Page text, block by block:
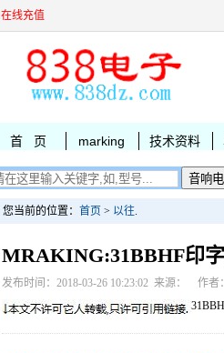
在线充值
首 页 marking 技术资料
您当前的位置： 首页 > 以往.
MRAKING:31BBHF印
发布时间：2018-03-26 10:23:02 来源： 作